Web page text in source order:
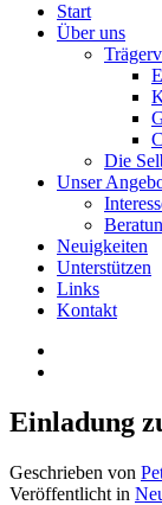
Start
Über uns
Die
Unser
Neuigkeiten
Unterstützen
Links
Kontakt
Einladung
Geschrieben von
Veröffentlicht in